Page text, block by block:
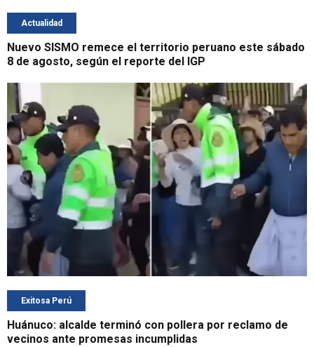
Actualidad
Nuevo SISMO remece el territorio peruano este sábado
8 de agosto, según el reporte del IGP
Exitosa Perú
Huánuco: alcalde terminó con pollera por reclamo de
vecinos ante promesas incumplidas